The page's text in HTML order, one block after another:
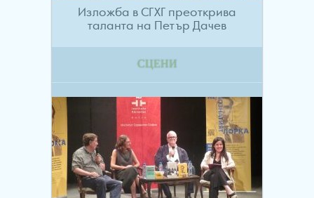
Изложба в СГХГ преоткрива
таланта на Петър Дачев
СЦЕНИ